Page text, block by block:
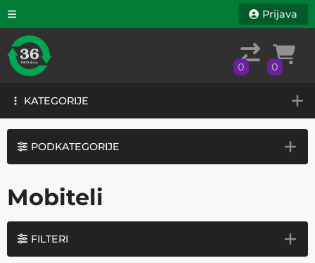
KATEGORIJE
Prijava
0 0
KATEGORIJE
PODKATEGORIJE
Mobiteli
FILTERI